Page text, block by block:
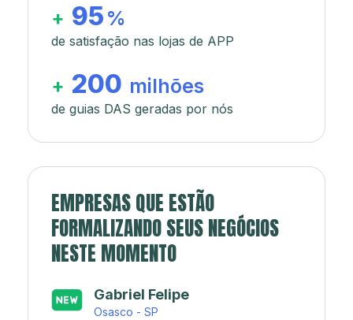
+ 95 %
de satisfação nas lojas de APP
+ 200 milhões
de guias DAS geradas por nós
EMPRESAS QUE ESTÃO
FORMALIZANDO SEUS NEGÓCIOS
NESTE MOMENTO
Japa’s açaí e sorveteria
Rio de Janeiro - RJ